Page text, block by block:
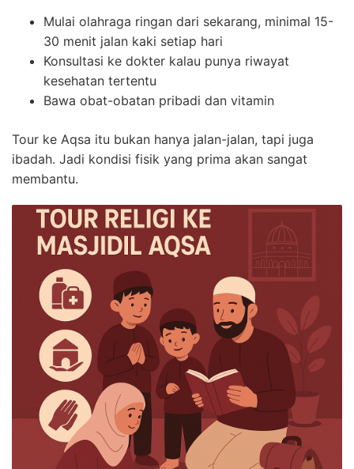
Mulai olahraga ringan dari sekarang, minimal 15-
30 menit jalan kaki setiap hari
Konsultasi ke dokter kalau punya riwayat
kesehatan tertentu
Bawa obat-obatan pribadi dan vitamin
Tour ke Aqsa itu bukan hanya jalan-jalan, tapi juga
ibadah. Jadi kondisi fisik yang prima akan sangat
membantu.